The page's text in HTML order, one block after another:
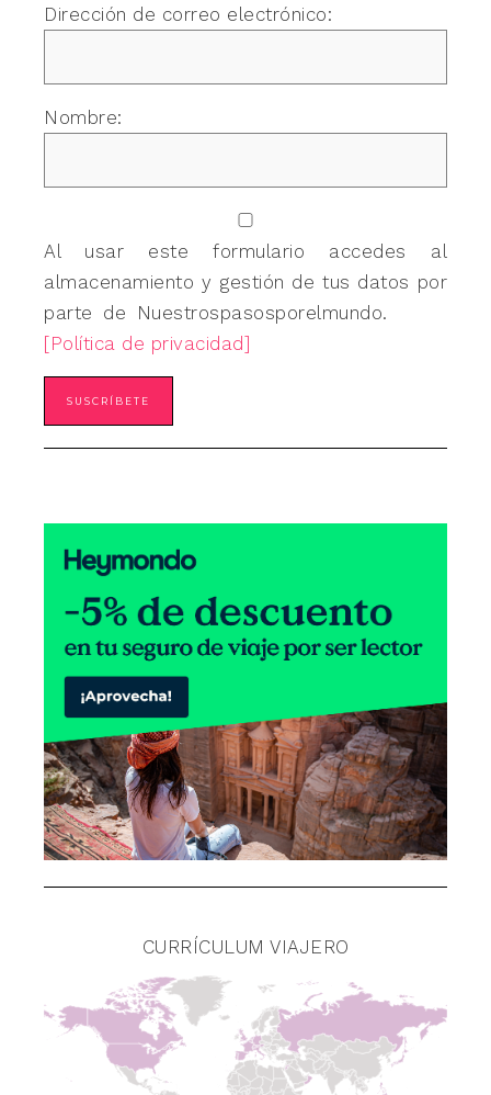
Dirección de correo electrónico:
Nombre:
Al usar este formulario accedes al
almacenamiento y gestión de tus datos por
parte de Nuestrospasosporelmundo.
[Política de privacidad]
CURRÍCULUM VIAJERO